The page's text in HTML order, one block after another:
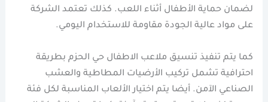
لضمان حماية الأطفال أثناء اللعب. كذلك تعتمد الشركة
على مواد عالية الجودة مقاومة للاستخدام اليومي.
كما يتم تنفيذ تنسيق ملاعب الاطفال حي الحزم بطريقة
احترافية تشمل تركيب الأرضيات المطاطية والعشب
الصناعي الآمن. أيضا يتم اختيار الألعاب المناسبة لكل فئة